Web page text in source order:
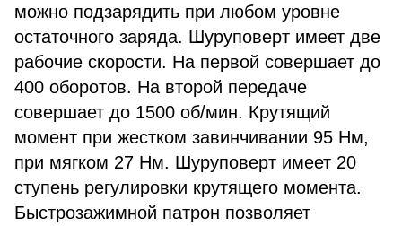
можно подзарядить при любом уровне
остаточного заряда. Шуруповерт имеет две
рабочие скорости. На первой совершает до
400 оборотов. На второй передаче
совершает до 1500 об/мин. Крутящий
момент при жестком завинчивании 95 Нм,
при мягком 27 Нм. Шуруповерт имеет 20
ступень регулировки крутящего момента.
Быстрозажимной патрон позволяет